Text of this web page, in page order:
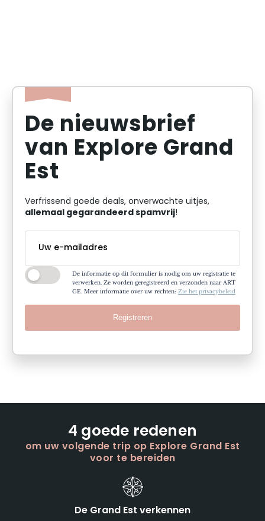
De nieuwsbrief
van Explore Grand
Est
Verfrissend goede deals, onverwachte uitjes,
allemaal gegarandeerd spamvrij!
De informatie op dit formulier is nodig om uw registratie te
verwerken. Ze worden geregistreerd en verzonden naar ART
GE. Meer informatie over uw rechten: Zie het privacybeleid
Registreren
4 goede redenen
om uw volgende trip op Explore Grand Est
voor te bereiden
De Grand Est verkennen